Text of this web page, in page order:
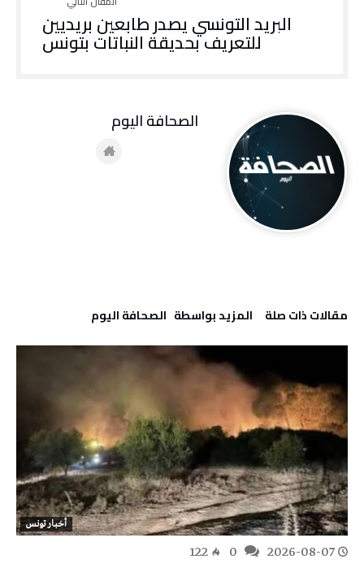
البريد التونسي يصدر طابعين بريديين
للتعريف بحديقة النباتات بتونس
‫مقالات ذات صلة‬ ‫‫المزيد بواسطة‬ ‬ ‭ ‬الصحافة‭ ‬اليوم
أخبار تونس
2026-08-07
122